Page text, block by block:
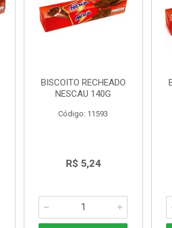
BISCOITO RECHEADO
NESCAU 140G
Código: 11593
R$ 5,24